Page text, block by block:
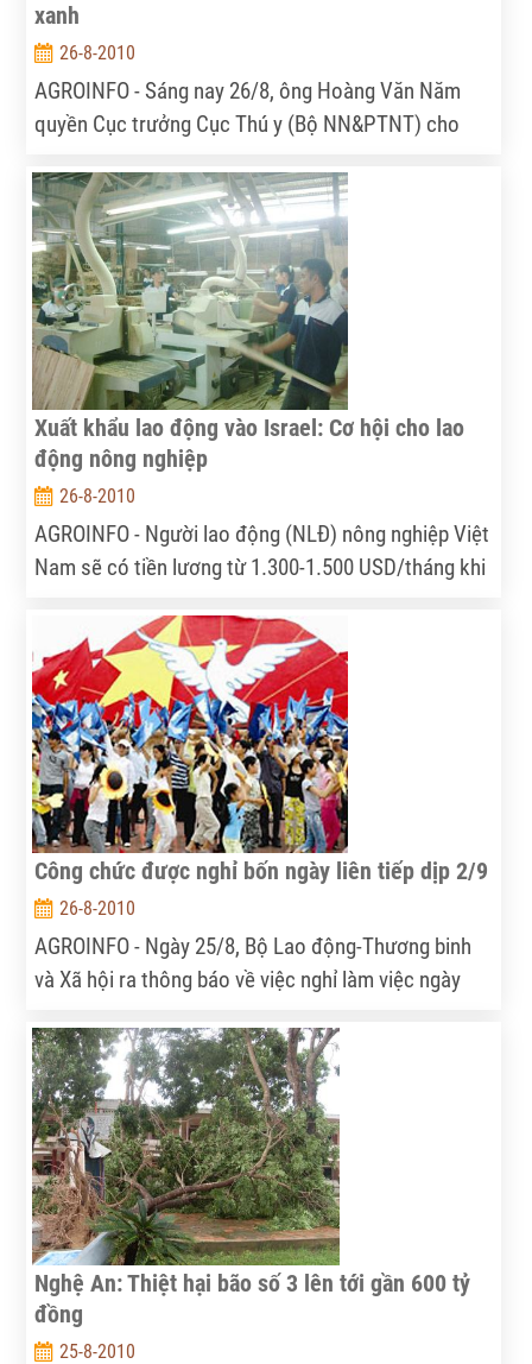
xanh
26-8-2010
AGROINFO - Sáng nay 26/8, ông Hoàng Văn Năm
quyền Cục trưởng Cục Thú y (Bộ NN&PTNT) cho
đang có nguy cơ lan rộng ra nhiều tỉnh thành. Cục
Thú y chuẩn bị đưa 200.000 liều vắc-xin vào thử
nghiệm chống dịch.
Xuất khẩu lao động vào Israel: Cơ hội cho lao
động nông nghiệp
26-8-2010
AGROINFO - Người lao động (NLĐ) nông nghiệp Việt
Nam sẽ có tiền lương từ 1.300-1.500 USD/tháng khi
(Bộ LĐ-TB&XH) vừa cho phép thực hiện thí điểm,
đưa lao động nông nghiệp sang làm việc tại Israel
mở ra một cơ hội việc làm mới.
Công chức được nghỉ bốn ngày liên tiếp dịp 2/9
26-8-2010
AGROINFO - Ngày 25/8, Bộ Lao động-Thương binh
và Xã hội ra thông báo về việc nghỉ làm việc ngày
11/9/2010.
Nghệ An: Thiệt hại bão số 3 lên tới gần 600 tỷ
đồng
25-8-2010